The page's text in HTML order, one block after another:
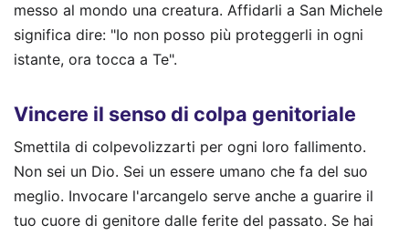
messo al mondo una creatura. Affidarli a San Michele
significa dire: "Io non posso più proteggerli in ogni
istante, ora tocca a Te".
Vincere il senso di colpa genitoriale
Smettila di colpevolizzarti per ogni loro fallimento.
Non sei un Dio. Sei un essere umano che fa del suo
meglio. Invocare l'arcangelo serve anche a guarire il
tuo cuore di genitore dalle ferite del passato. Se hai